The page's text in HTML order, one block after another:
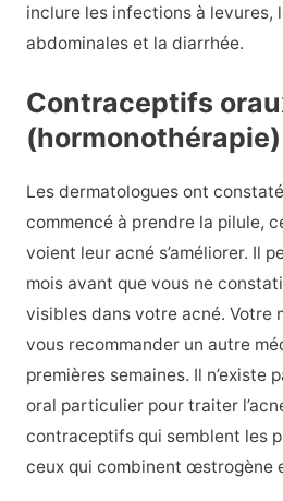
inclure les infections à levures,
abdominales et la diarrhée.
Contraceptifs
(hormonothérapie)
Les dermatologues ont
commencé à prendre la pilule,
voient leur acné s’améliorer. Il
mois avant que vous ne
visibles dans votre acné. Votre
vous recommander un autre
premières semaines. Il n’existe
oral particulier pour traiter
contraceptifs qui semblent les
ceux qui combinent œstrogène